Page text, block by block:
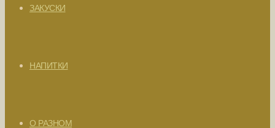
ЗАКУСКИ
НАПИТКИ
О РАЗНОМ